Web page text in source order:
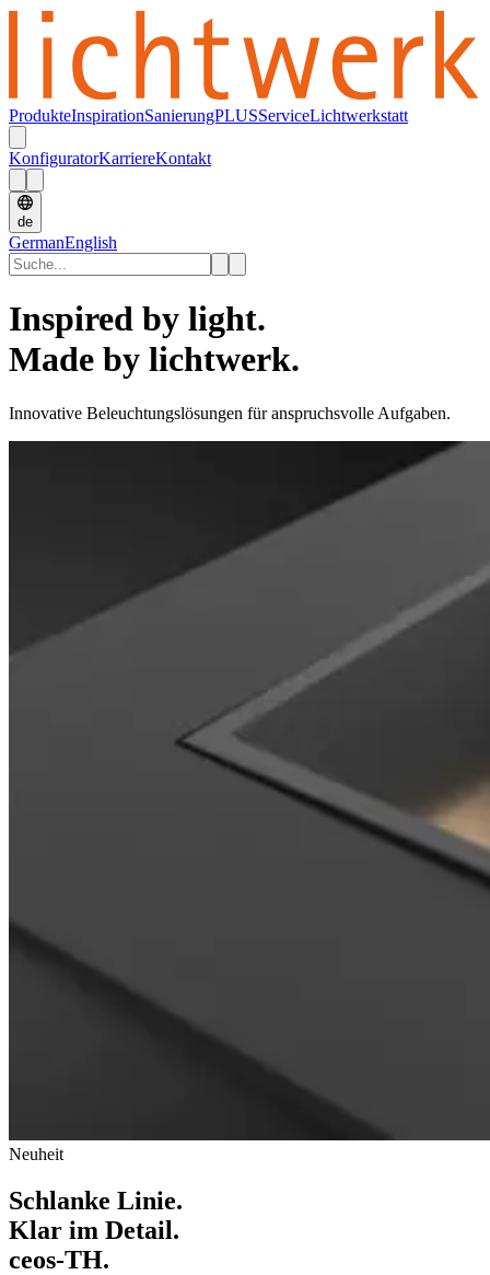
ProdukteInspirationSanierungPLUSServiceLichtwerkstatt
KonfiguratorKarriereKontakt
de
GermanEnglish
Inspired by light.
Made by lichtwerk.
Innovative Beleuchtungslösungen für anspruchsvolle Aufgaben.
Neuheit
Schlanke Linie.
Klar im Detail.
ceos-TH.